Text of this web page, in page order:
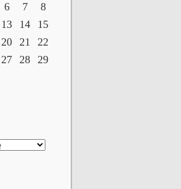
6 7
8
13 14
15
20 21
22
27 28 29